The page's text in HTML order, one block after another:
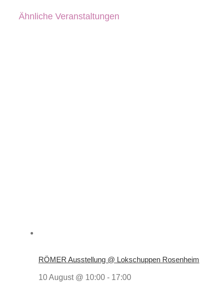
Ähnliche Veranstaltungen
RÖMER Ausstellung @ Lokschuppen Rosenheim
10 August @ 10:00 - 17:00